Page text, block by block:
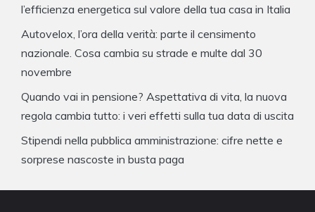
l’efficienza energetica sul valore della tua casa in Italia
Autovelox, l’ora della verità: parte il censimento
nazionale. Cosa cambia su strade e multe dal 30
novembre
Quando vai in pensione? Aspettativa di vita, la nuova
regola cambia tutto: i veri effetti sulla tua data di uscita
Stipendi nella pubblica amministrazione: cifre nette e
sorprese nascoste in busta paga